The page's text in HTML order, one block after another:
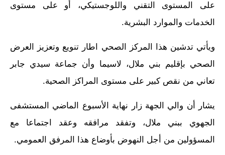
على المستوى التقني واللوجستيكي، أو على مستوى
الخدمات والموارد البشرية.
ويأتي تدشين هذا المركز الصحي اطار تنويع وتعزيز العرض
الصحي بإقليم بني ملال، لاسيما وأن جماعة سيدي جابر
تعاني من نقص كبير على مستوى المراكز الصحية.
يشار أن والي الجهة زار نهاية الأسبوع الماضي المستشفى
الجهوي ببني ملال، وتفقد مرافقه وعقد اجتماعا مع
المسؤولين من أجل النهوض بأوضاع هذا المرفق العمومي.